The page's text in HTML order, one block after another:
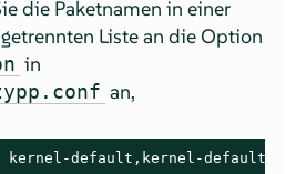
die Paketnamen in einer
Liste an die Option
in
an,
kernel-default,kernel-default-